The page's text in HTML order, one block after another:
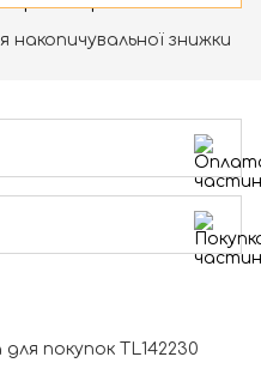
накопичувальної знижки
покупок TL142230